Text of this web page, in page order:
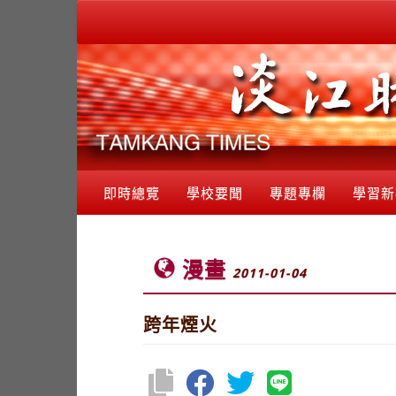
即時總覽 學校要聞 專題專欄 學習
漫畫 2011-01-04
跨年煙火